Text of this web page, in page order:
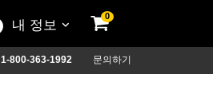
내 정보
0
1-800-363-1992 문의하기